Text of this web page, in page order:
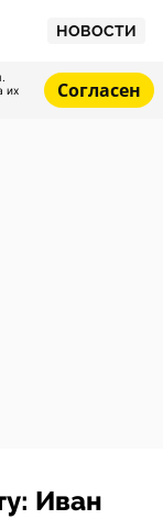
НОВОСТИ
их
Согласен
Иван